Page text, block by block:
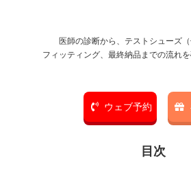
医師の診断から、テストシューズ（
フィッティング、最終納品までの流れを
ウェブ予約
目次